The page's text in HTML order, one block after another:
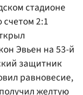
стадионе
счетом 2:1
Эвьен на 53-й
защитник
равновесие,
желтую